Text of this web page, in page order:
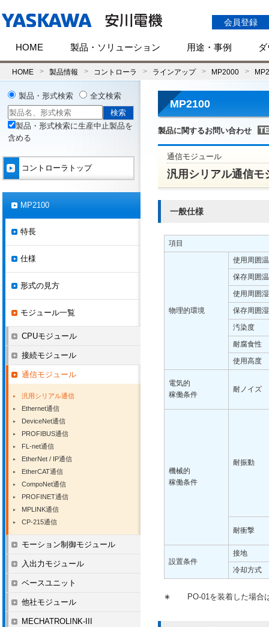
会員登録
HOME 製品・ソリューション 用途・事例
HOME 製品情報 コントローラ ラインアップ MP2000
MP2100
製品に関するお問い合わせ
通信モジュール
汎用シリアル通信モ
一般仕様
項目
物理的環境
使用周囲
保存周囲
使用周囲
保存周囲
汚染度
耐腐食性
使用高度
電気的
稼働条件
耐ノイズ
機械的
稼働条件
耐振動
耐衝撃
設置条件
接地
冷却方式
∗ PO-01を装着した場
製品・形式検索 全文検索
製品・形式検索に生産中止製品を
含める
コントローラトップ
MP2100
特長
仕様
形式の見方
モジュール一覧
CPUモジュール
接続モジュール
通信モジュール
汎用シリアル通信
Ethernet通信
DeviceNet通信
PROFIBUS通信
FL-net通信
EtherNet / IP通信
EtherCAT通信
CompoNet通信
PROFINET通信
MPLINK通信
CP-215通信
モーション制御モジュール
入出力モジュール
ベースユニット
他社モジュール
MECHATROLINK-III